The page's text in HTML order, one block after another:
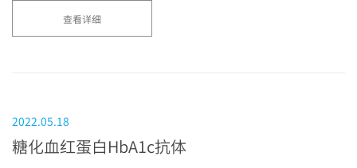
查看详细
2022.05.18
糖化血红蛋白HbA1c抗体